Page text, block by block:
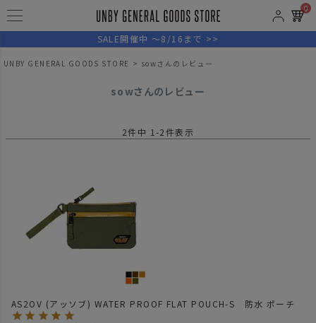
0
SALE開催中 ～8/16まで >>
UNBY GENERAL GOODS STORE sowさんのレビュー
sowさんのレビュー
2件中 1 -2件表示
AS2OV (アッソブ) WATER PROOF FLAT POUCH-S 防水 ポーチ